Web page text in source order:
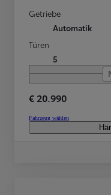
Getriebe
Automatik
Türen
5
€ 20.990
Fahrzeug wählen